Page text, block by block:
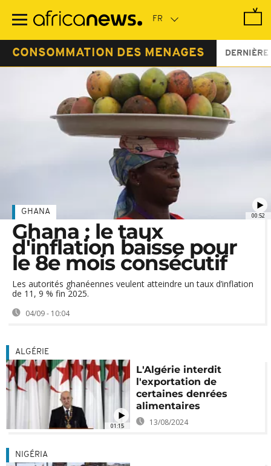
contenu
CONSOMMATION DES MENAGES
00:52
GHANA
Ghana : le taux
d'inflation baisse pour
le 8e mois consécutif
Les autorités ghanéennes veulent atteindre un taux d’inflation
de 11, 9 % fin 2025.
04/09 - 10:04
01:15
ALGÉRIE
L'Algérie interdit
l'exportation de
certaines denrées
alimentaires
13/08/2024
NIGÉRIA